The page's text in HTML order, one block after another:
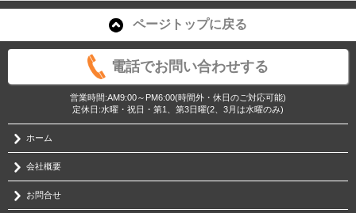
ページトップに戻る
電話でお問い合わせする
営業時間:AM9:00～PM6:00(時間外・休日のご対応可能)
定休日:水曜・祝日・第1、第3日曜(2、3月は水曜のみ)
ホーム
会社概要
お問合せ